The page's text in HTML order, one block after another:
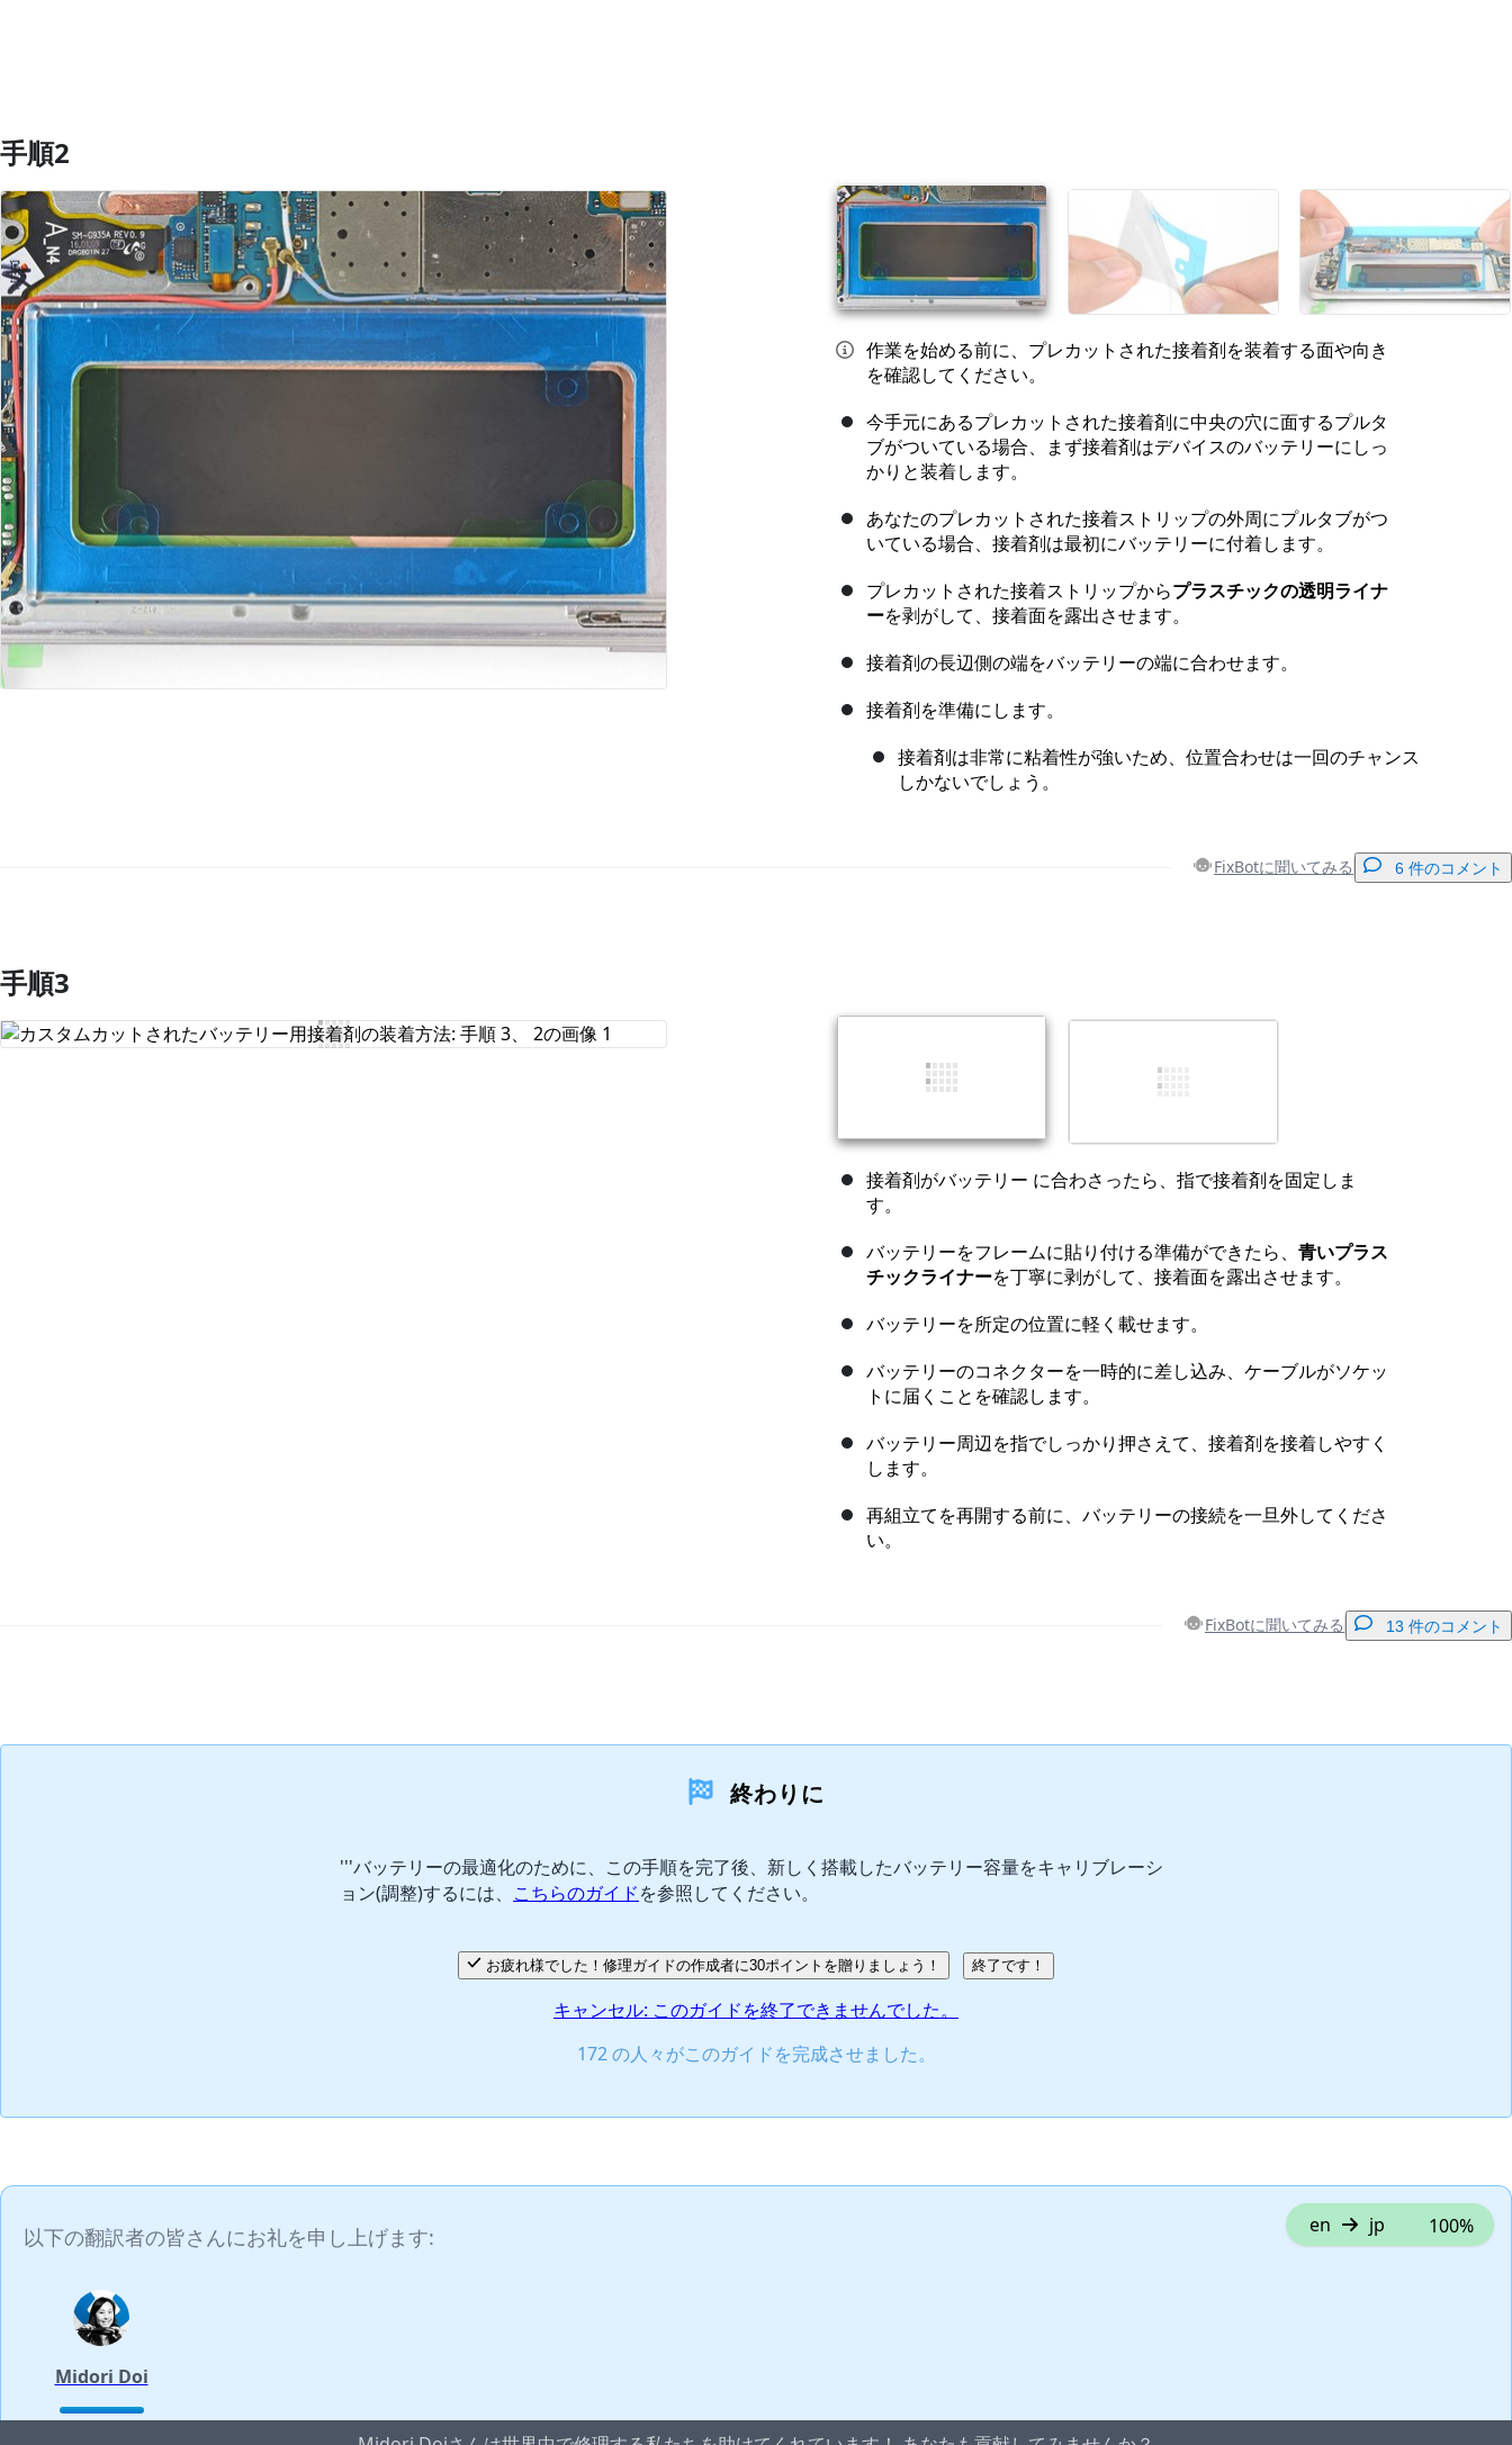
手順2
作業を始める前に、プレカットされた接着剤を装着する面や向き
を確認してください。
今手元にあるプレカットされた接着剤に中央の穴に面するプルタ
ブがついている場合、まず接着剤はデバイスのバッテリーにしっ
かりと装着します。
あなたのプレカットされた接着ストリップの外周にプルタブがつ
いている場合、接着剤は最初にバッテリーに付着します。
プレカットされた接着ストリップからプラスチックの透明ライナ
ーを剥がして、接着面を露出させます。
接着剤の長辺側の端をバッテリーの端に合わせます。
接着剤を準備にします。
接着剤は非常に粘着性が強いため、位置合わせは一回のチャンス
しかないでしょう。
FixBotに聞いてみる 6 件のコメント
コメントを追加
手順3
接着剤がバッテリー に合わさったら、指で接着剤を固定しま
す。
バッテリーをフレームに貼り付ける準備ができたら、 青いプラス
チックライナーを丁寧に剥がして、接着面を露出させます。
バッテリーを所定の位置に軽く載せます。
バッテリーのコネクターを一時的に差し込み、ケーブルがソケッ
トに届くことを確認します。
バッテリー周辺を指でしっかり押さえて、接着剤を接着しやすく
します。
再組立てを再開する前に、バッテリーの接続を一旦外してくださ
い。
FixBotに聞いてみる 13 件のコメント
終わりに
'''バッテリーの最適化のために、この手順を完了後、新しく搭載したバッテリー容量をキャリブレーシ
ョン(調整)するには、 こちらのガイドを参照してください。
お疲れ様でした！修理ガイドの作成者に30ポイントを贈りましょう！ 終了です！
キャンセル: このガイドを終了できませんでした。
172 の人々がこのガイドを完成させました。
以下の翻訳者の皆さんにお礼を申し上げます: en jp 100%
Midori Doi